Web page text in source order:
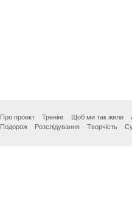
Про проект Тренінг Щоб ми так жили
Подорож
Розслідування Творчість